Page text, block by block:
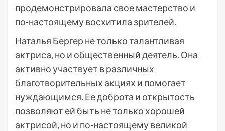
продемонстрировала свое мастерство и
по-настоящему восхитила зрителей.
Наталья Бергер не только талантливая
актриса, но и общественный деятель. Она
активно участвует в различных
благотворительных акциях и помогает
нуждающимся. Ее доброта и открытость
позволяют ей быть не только хорошей
актрисой, но и по-настоящему великой